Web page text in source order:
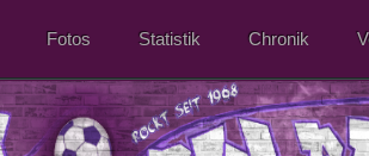
Fotos Statistik Chronik